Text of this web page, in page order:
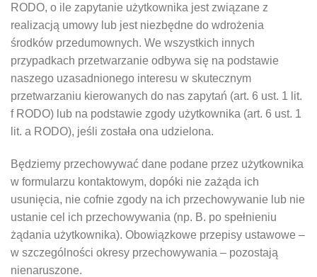
RODO, o ile zapytanie użytkownika jest związane z
realizacją umowy lub jest niezbędne do wdrożenia
środków przedumownych. We wszystkich innych
przypadkach przetwarzanie odbywa się na podstawie
naszego uzasadnionego interesu w skutecznym
przetwarzaniu kierowanych do nas zapytań (art. 6 ust. 1 lit.
f RODO) lub na podstawie zgody użytkownika (art. 6 ust. 1
lit. a RODO), jeśli została ona udzielona.
Będziemy przechowywać dane podane przez użytkownika
w formularzu kontaktowym, dopóki nie zażąda ich
usunięcia, nie cofnie zgody na ich przechowywanie lub nie
ustanie cel ich przechowywania (np. B. po spełnieniu
żądania użytkownika). Obowiązkowe przepisy ustawowe –
w szczególności okresy przechowywania – pozostają
nienaruszone.